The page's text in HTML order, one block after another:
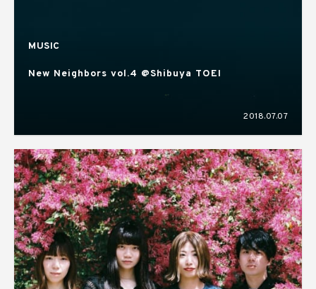
MUSIC
New Neighbors vol.4 @Shibuya TOEI
2018.07.07